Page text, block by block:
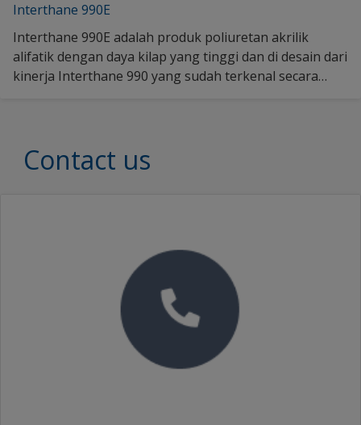
Interthane 990E
Interthane 990E adalah produk poliuretan akrilik
alifatik dengan daya kilap yang tinggi dan di desain dari
kinerja Interthane 990 yang sudah terkenal secara
waktu pengeringan lebih cepat dari standar industri.
Temukan lebih banyak di sini.
Contact us